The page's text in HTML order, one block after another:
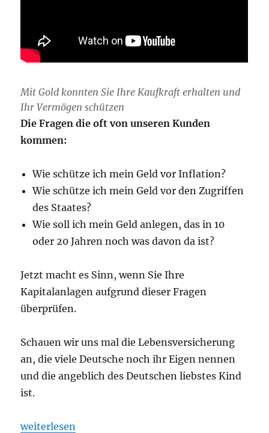
Mit Gold konnten Sie Ihre Kaufkraft erhalten und
Ihr Vermögen schützen
Die Fragen die oft von unseren Kunden
kommen:
Wie schütze ich mein Geld vor Inflation?
Wie schütze ich mein Geld vor den Zugriffen
des Staates?
Wie soll ich mein Geld anlegen, das in 10
oder 20 Jahren noch was davon da ist?
Jetzt macht es Sinn, wenn Sie Ihre
Kapitalanlagen aufgrund dieser Fragen
überprüfen.
Schauen wir uns mal die Lebensversicherung
an, die viele Deutsche noch ihr Eigen nennen
und die angeblich des Deutschen liebstes Kind
ist.
„Original Kaufbeleg von 1967 beweist, mit Gold
weiterlesen